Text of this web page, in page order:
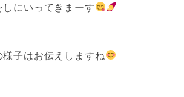
にいってきまーす
子はお伝えしますね